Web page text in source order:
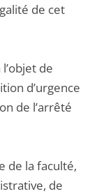
de cet
de
d’urgence
de l’arrêté
de la faculté,
de